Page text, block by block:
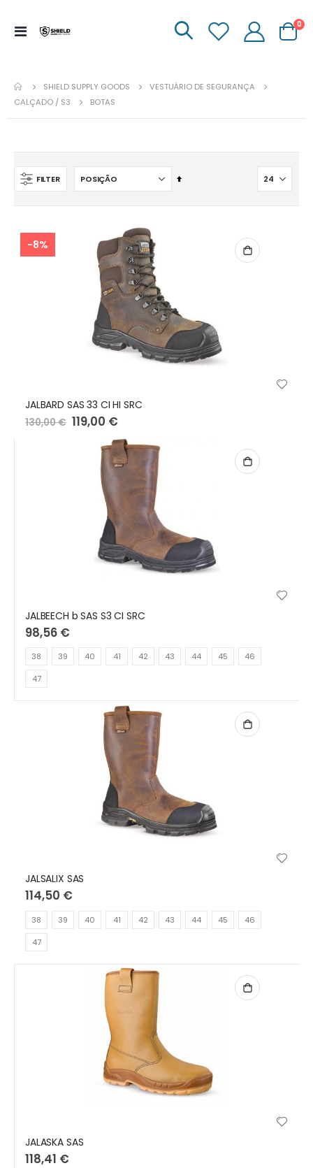
Menu
0
SHIELD SUPPLY GOODS
VESTUÁRIO DE SEGURANÇA
CALÇADO / S3
BOTAS
FILTER
Ordenar
descendentemente
-8%
JALBARD SAS 33 CI HI SRC
130,00 € Preço
Especial
119,00 €
JALBEECH b SAS S3 CI SRC
98,56 €
38 39 40 41 42 43 44 45
46
47
JALSALIX SAS
114,50 €
38 39 40 41 42 43 44 45
46
47
JALASKA SAS
118,41 €